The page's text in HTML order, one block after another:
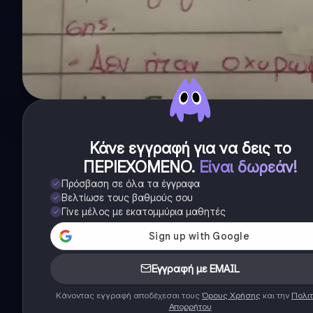
Κάνε εγγραφή για να δεις το
ΠΕΡΙΕΧΟΜΕΝΟ. Είναι δωρεάν!
Πρόσβαση σε όλα τα έγγραφα
Βελτίωσε τους βαθμούς σου
Γίνε μέλος με εκατομμύρια μαθητές
Εγγραφή με EMAIL
Κάνοντας εγγραφή αποδέχεσαι τους Όρους Χρήσης και την
Απορρήτου